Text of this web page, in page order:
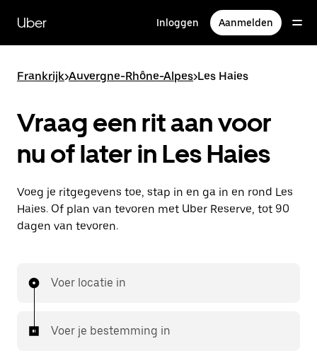
naar
hoofdinhoud
Uber Inloggen Aanmelden
Frankrijk>Auvergne-Rhône-Alpes>Les Haies
Vraag een rit aan voor
nu of later in Les Haies
Voeg je ritgegevens toe, stap in en ga in en rond Les
Haies. Of plan van tevoren met Uber Reserve, tot 90
dagen van tevoren.
Voer locatie in
Voer je bestemming in